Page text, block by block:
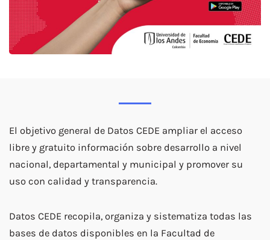
El objetivo general de Datos CEDE ampliar el acceso
libre y gratuito información sobre desarrollo a nivel
nacional, departamental y municipal y promover su
uso con calidad y transparencia.
Datos CEDE recopila, organiza y sistematiza todas las
bases de datos disponibles en la Facultad de